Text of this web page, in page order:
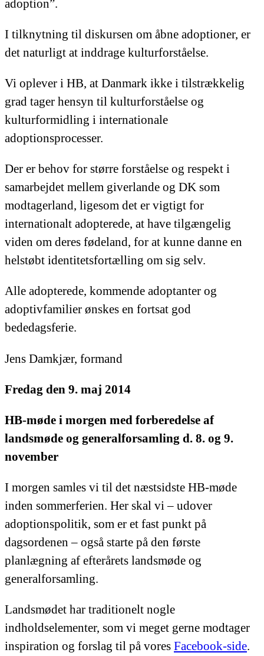
adoption”.
I tilknytning til diskursen om åbne adoptioner, er
det naturligt at inddrage kulturforståelse.
Vi oplever i HB, at Danmark ikke i tilstrækkelig
grad tager hensyn til kulturforståelse og
kulturformidling i internationale
adoptionsprocesser.
Der er behov for større forståelse og respekt i
samarbejdet mellem giverlande og DK som
modtagerland, ligesom det er vigtigt for
internationalt adopterede, at have tilgængelig
viden om deres fødeland, for at kunne danne en
helstøbt identitetsfortælling om sig selv.
Alle adopterede, kommende adoptanter og
adoptivfamilier ønskes en fortsat god
bededagsferie.
Jens Damkjær, formand
Fredag den 9. maj 2014
HB-møde i morgen med forberedelse af
landsmøde og generalforsamling d. 8. og 9.
november
I morgen samles vi til det næstsidste HB-møde
inden sommerferien. Her skal vi – udover
adoptionspolitik, som er et fast punkt på
dagsordenen – også starte på den første
planlægning af efterårets landsmøde og
generalforsamling.
Landsmødet har traditionelt nogle
indholdselementer, som vi meget gerne modtager
inspiration og forslag til på vores Facebook-side.